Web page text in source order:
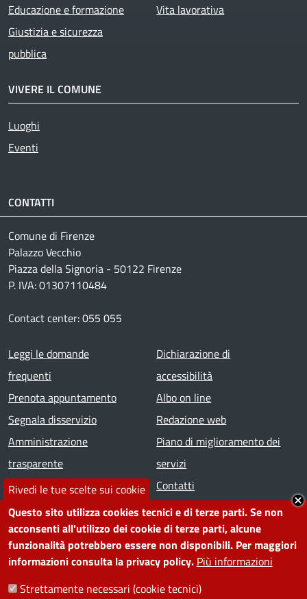
Rivedi le tue scelte sui cookie
Questo sito utilizza cookies tecnici e di terze parti. Se non
acconsenti all'utilizzo dei cookie di terze parti, alcune
funzionalità potrebbero essere non disponibili. Per maggiori
informazioni consulta la privacy policy. Più informazioni
Strettamente necessari (cookie tecnici)
Educazione e formazione
Giustizia e sicurezza
pubblica
Vita lavorativa
VIVERE IL COMUNE
Luoghi
Eventi
CONTATTI
Comune di Firenze
Palazzo Vecchio
Piazza della Signoria - 50122 Firenze
P. IVA: 01307110484
Contact center: 055 055
Footer menu
Leggi le domande
frequenti
Prenota appuntamento
Segnala disservizio
Amministrazione
trasparente
Note legali
Dichiarazione di
accessibilità
Albo on line
Redazione web
Piano di miglioramento dei
servizi
Contatti
SEGUICI SU
Facebook
Instagram
YouTubeTelegram
WhatsApp
TwitterLinkedin